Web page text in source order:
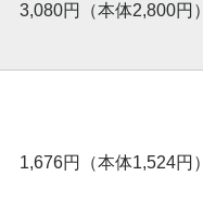
3,080円（本体2,800円）
1,676円（本体1,524円）